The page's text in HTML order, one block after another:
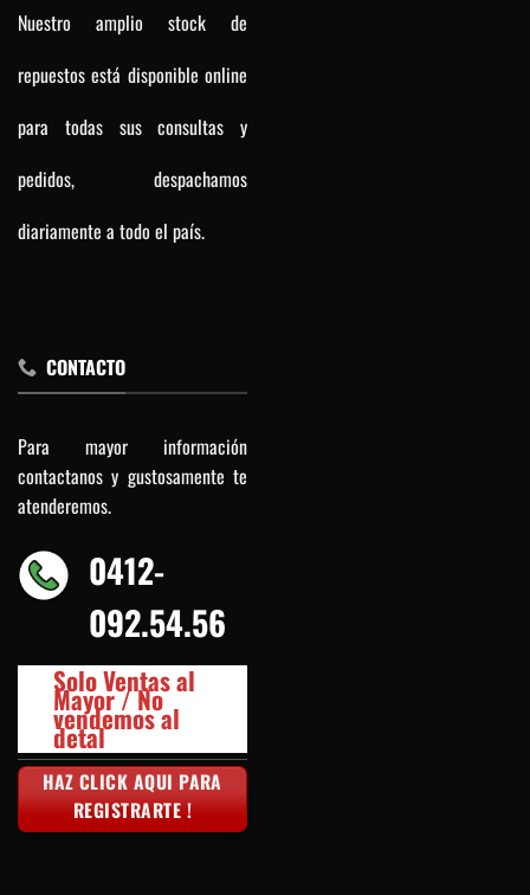
Nuestro amplio stock de
repuestos está disponible online
para todas sus consultas y
pedidos, despachamos
diariamente a todo el país.
CONTACTO
Para mayor información
contactanos y gustosamente te
atenderemos.
0412-
092.54.56
Solo Ventas al
Mayor / No
vendemos al
detal
HAZ CLICK AQUI PARA
REGISTRARTE !